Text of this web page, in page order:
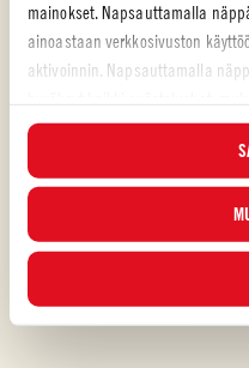
mainokset. Napsauttamalla
ainoastaan verkkosivuston
aktivoinnin. Napsauttamalla
profilointievästeet. Voit valita
katsella päivitettyä
varten tutustu
sisilialainen ruoka
ja makuja, jolloin
annokseen!Caponataon
jäädä paitsi, söitpä sen sitten